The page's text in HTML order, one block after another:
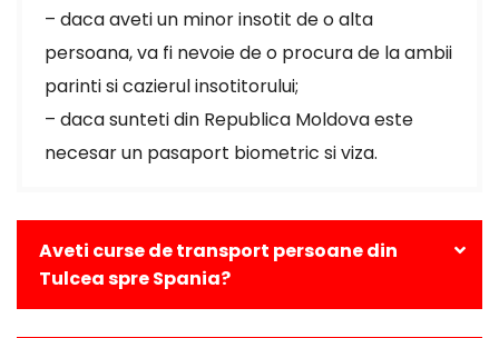
– daca aveti un minor insotit de o alta
persoana, va fi nevoie de o procura de la ambii
parinti si cazierul insotitorului;
– daca sunteti din Republica Moldova este
necesar un pasaport biometric si viza.
Aveti curse de transport persoane din
Tulcea spre Spania?